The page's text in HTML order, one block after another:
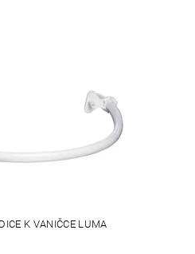
K VANIČCE LUMA